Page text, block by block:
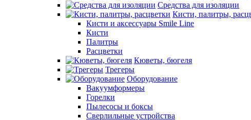
Средства для изоляции
Кисти, палитры,
Кисти и аксессуары Smile Line
Кисти
Палитры
Расцветки
Кюветы, бюгеля
Трегеры
Оборудование
Вакуумформеры
Горелки
Пылесосы и боксы
Сверлильные устройства